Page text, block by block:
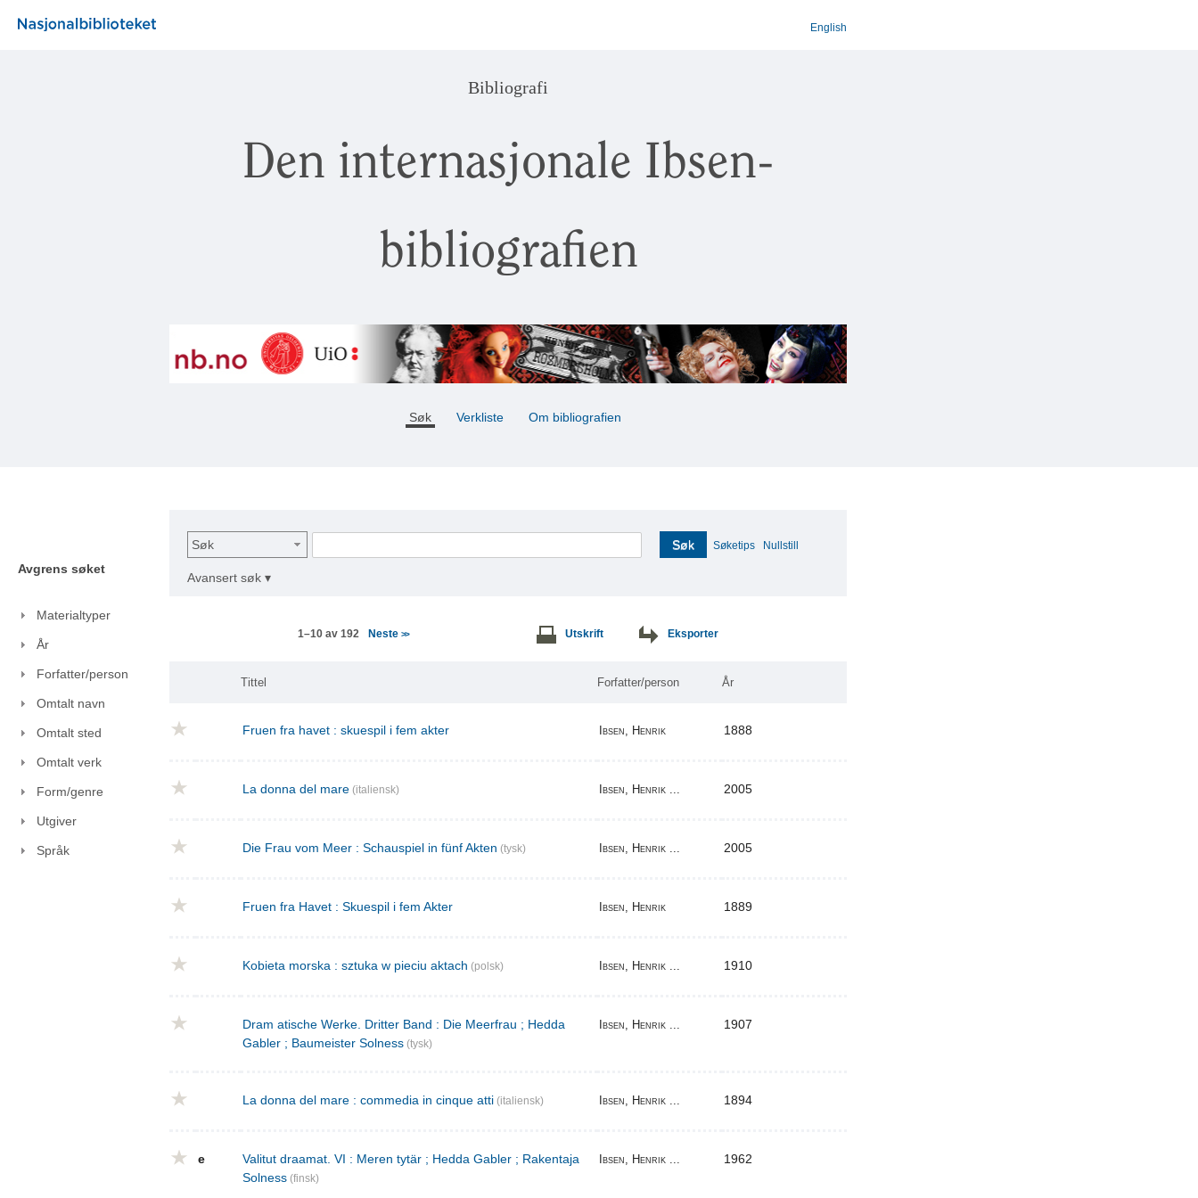
English
Bibliografi
Den internasjonale Ibsen-
bibliografien
Søk Verkliste Om bibliografien
Avgrens søket
Materialtyper
År
Forfatter/person
Omtalt navn
Omtalt sted
Omtalt verk
Form/genre
Utgiver
Språk
Søk Søk Søketips Nullstill
Avansert søk ▾
1–10 av 192 Neste >> Utskrift Eksporter
Tittel Forfatter/person År
Fruen fra havet : skuespil i fem akter Ibsen, Henrik 1888
La donna del mare (italiensk) Ibsen, Henrik ... 2005
Die Frau vom Meer : Schauspiel in fünf Akten (tysk) Ibsen, Henrik ... 2005
Fruen fra Havet : Skuespil i fem Akter Ibsen, Henrik 1889
Kobieta morska : sztuka w pieciu aktach (polsk) Ibsen, Henrik ... 1910
Dram atische Werke. Dritter Band : Die Meerfrau ; Hedda
Gabler ; Baumeister Solness (tysk)
Ibsen, Henrik ... 1907
La donna del mare : commedia in cinque atti (italiensk) Ibsen, Henrik ... 1894
e
Valitut draamat. VI : Meren tytär ; Hedda Gabler ; Rakentaja
Solness (finsk)
Ibsen, Henrik ... 1962